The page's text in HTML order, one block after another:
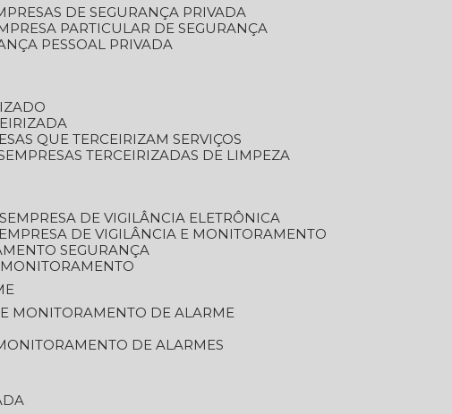
DE SEGURANÇA PRIVADA
PARTICULAR DE SEGURANÇA
PESSOAL PRIVADA
QUE TERCEIRIZAM SERVIÇOS
EMPRESAS TERCEIRIZADAS DE LIMPEZA
EMPRESA DE VIGILÂNCIA ELETRÔNICA
EMPRESA DE VIGILÂNCIA E MONITORAMENTO
SEGURANÇA
MONITORAMENTO
MONITORAMENTO DE ALARME
DE ALARMES